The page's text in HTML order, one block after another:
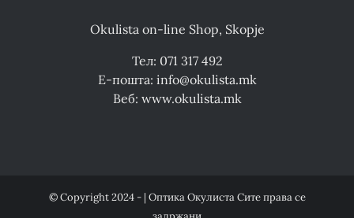
Okulista on-line Shop, Skopje
Тел: 071 317 492
Е-пошта: info@okulista.mk
Веб: www.okulista.mk
© Copyright 2024 - | Оптика Окулиста Сите права се